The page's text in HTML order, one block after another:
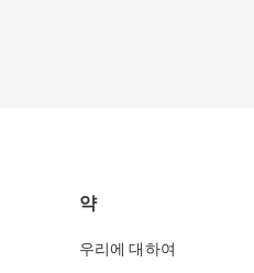
약
우리에 대하여